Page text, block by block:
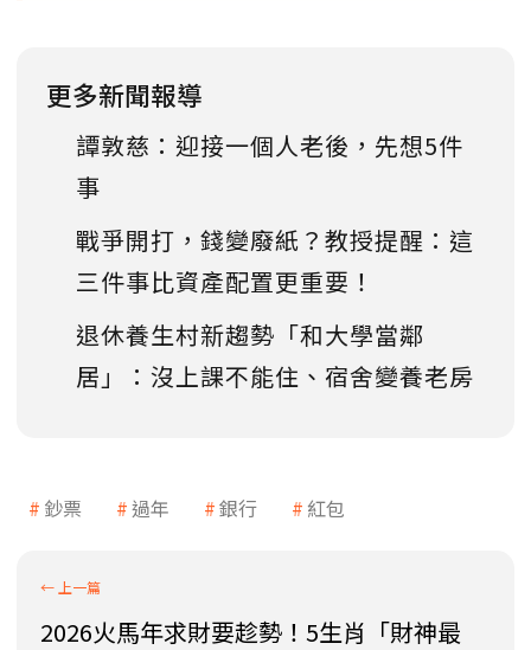
更多新聞報導
譚敦慈：迎接一個人老後，先想5件
事
戰爭開打，錢變廢紙？教授提醒：這
三件事比資產配置更重要！
退休養生村新趨勢「和大學當鄰
居」：沒上課不能住、宿舍變養老房
鈔票 過年 銀行 紅包
2026火馬年求財要趁勢！5生肖「財神最